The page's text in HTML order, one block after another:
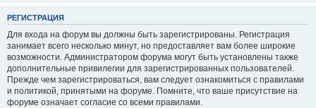
РЕГИСТРАЦИЯ
Для входа на форум вы должны быть зарегистрированы. Регистрация
занимает всего несколько минут, но предоставляет вам более широкие
возможности. Администратором форума могут быть установлены также
дополнительные привилегии для зарегистрированных пользователей.
Прежде чем зарегистрироваться, вам следует ознакомиться с правилами
и политикой, принятыми на форуме. Помните, что ваше присутствие на
форуме означает согласие со всеми правилами.